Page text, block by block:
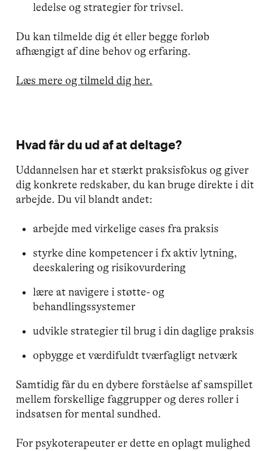
ledelse og strategier for trivsel.
Du kan tilmelde dig ét eller begge forløb
afhængigt af dine behov og erfaring.
Læs mere og tilmeld dig her.
Hvad får du ud af at deltage?
Uddannelsen har et stærkt praksisfokus og giver
dig konkrete redskaber, du kan bruge direkte i dit
arbejde. Du vil blandt andet:
arbejde med virkelige cases fra praksis
styrke dine kompetencer i fx aktiv lytning,
deeskalering og risikovurdering
lære at navigere i støtte- og
behandlingssystemer
udvikle strategier til brug i din daglige praksis
opbygge et værdifuldt tværfagligt netværk
Samtidig får du en dybere forståelse af samspillet
mellem forskellige faggrupper og deres roller i
indsatsen for mental sundhed.
For psykoterapeuter er dette en oplagt mulighed